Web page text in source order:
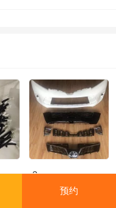
3
预约